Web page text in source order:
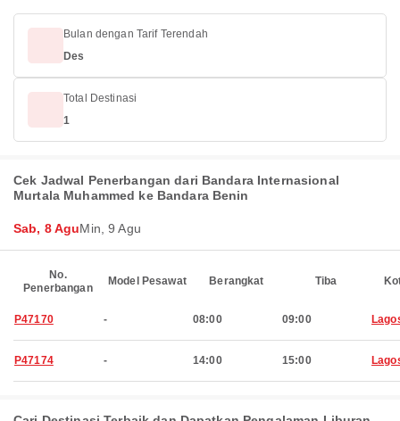
Bulan dengan Tarif Terendah
Des
Total Destinasi
1
Cek Jadwal Penerbangan dari Bandara Internasional
Murtala Muhammed ke Bandara Benin
Sab, 8 AguMin, 9 Agu
No.
Penerbangan
Model Pesawat Berangkat Tiba
P47170 - 08:00 09:00
P47174 - 14:00 15:00